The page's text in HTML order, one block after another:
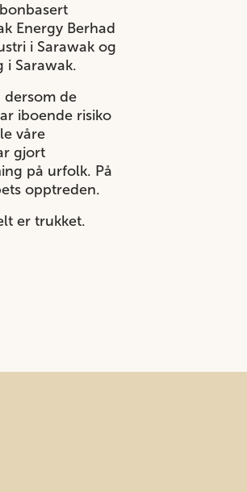
Energy Berhad
i Sarawak og
Sarawak.
de
iboende risiko
våre
gjort
på urfolk. På
opptreden.
er trukket.